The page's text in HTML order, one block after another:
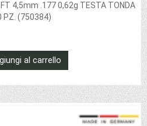
FT 4,5mm .177 0,62g TESTA TONDA
PZ. (750384)
al carrello